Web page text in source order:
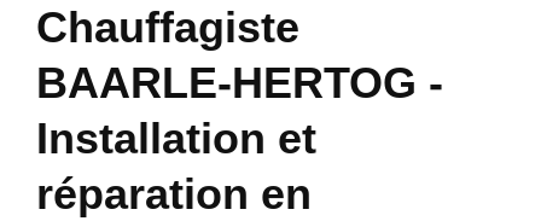
Chauffagiste
BAARLE-HERTOG -
Installation et
réparation en